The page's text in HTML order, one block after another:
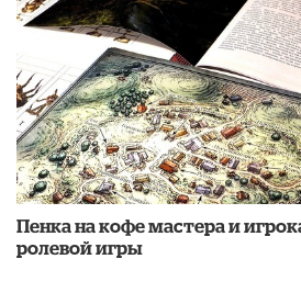
​Пенка на кофе мастера и
ролевой игры